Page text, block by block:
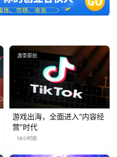
游茶原创
游戏出海，全面进入“内容经
营”时代
16小时前